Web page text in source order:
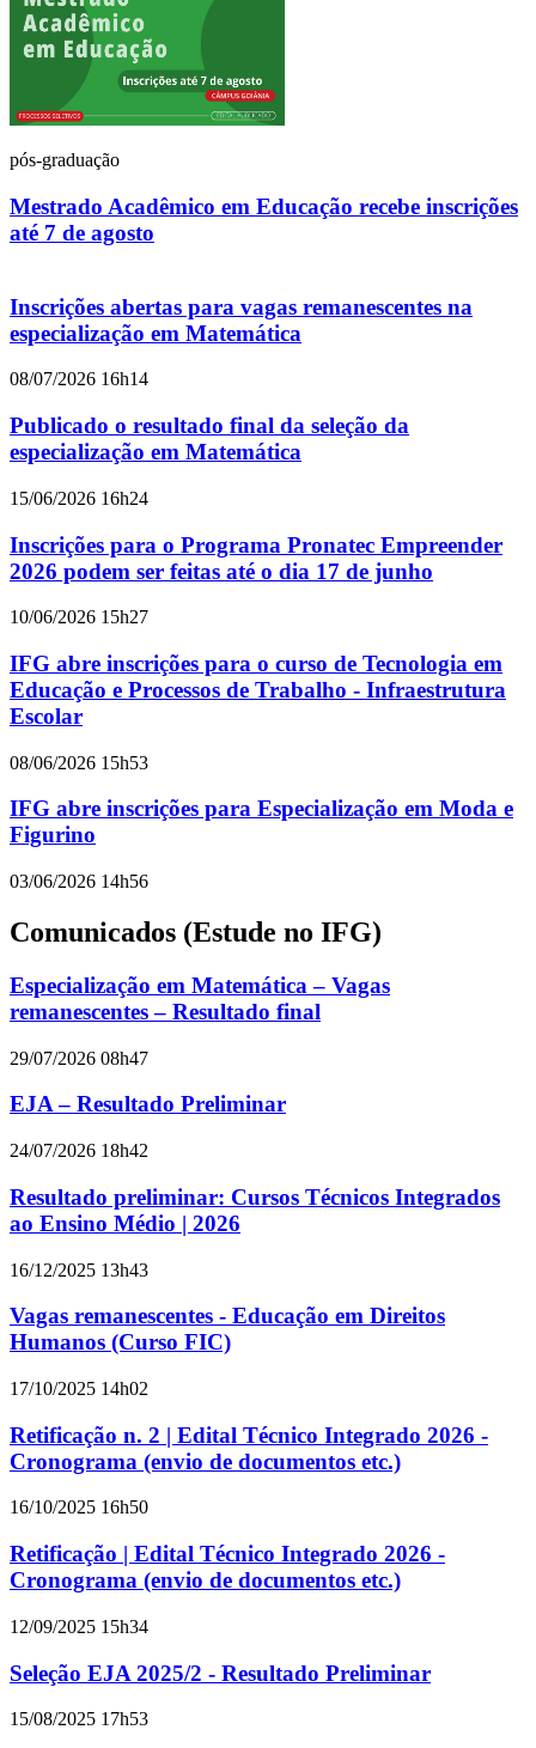
pós-graduação
Mestrado Acadêmico em Educação recebe inscrições
até 7 de agosto
Inscrições abertas para vagas remanescentes na
especialização em Matemática
08/07/2026 16h14
Publicado o resultado final da seleção da
especialização em Matemática
15/06/2026 16h24
Inscrições para o Programa Pronatec Empreender
2026 podem ser feitas até o dia 17 de junho
10/06/2026 15h27
IFG abre inscrições para o curso de Tecnologia em
Educação e Processos de Trabalho - Infraestrutura
Escolar
08/06/2026 15h53
IFG abre inscrições para Especialização em Moda e
Figurino
03/06/2026 14h56
Comunicados (Estude no IFG)
Especialização em Matemática – Vagas
remanescentes – Resultado final
29/07/2026 08h47
EJA – Resultado Preliminar
24/07/2026 18h42
Resultado preliminar: Cursos Técnicos Integrados
ao Ensino Médio | 2026
16/12/2025 13h43
Vagas remanescentes - Educação em Direitos
Humanos (Curso FIC)
17/10/2025 14h02
Retificação n. 2 | Edital Técnico Integrado 2026 -
Cronograma (envio de documentos etc.)
16/10/2025 16h50
Retificação | Edital Técnico Integrado 2026 -
Cronograma (envio de documentos etc.)
12/09/2025 15h34
Seleção EJA 2025/2 - Resultado Preliminar
15/08/2025 17h53